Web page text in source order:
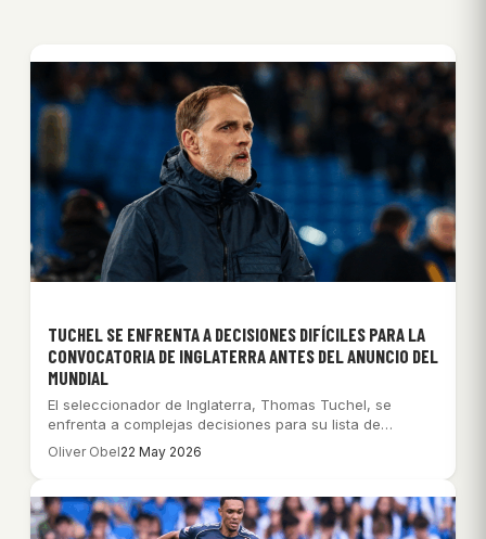
TUCHEL SE ENFRENTA A DECISIONES DIFÍCILES PARA LA
CONVOCATORIA DE INGLATERRA ANTES DEL ANUNCIO DEL
MUNDIAL
El seleccionador de Inglaterra, Thomas Tuchel, se
enfrenta a complejas decisiones para su lista de…
Oliver Obel22 May 2026